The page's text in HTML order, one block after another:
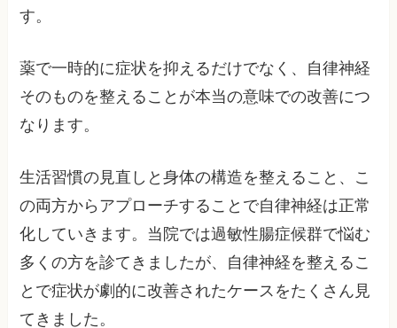
す。
薬で一時的に症状を抑えるだけでなく、自律神経
そのものを整えることが本当の意味での改善につ
なります。
生活習慣の見直しと身体の構造を整えること、こ
の両方からアプローチすることで自律神経は正常
化していきます。当院では過敏性腸症候群で悩む
多くの方を診てきましたが、自律神経を整えるこ
とで症状が劇的に改善されたケースをたくさん見
てきました。